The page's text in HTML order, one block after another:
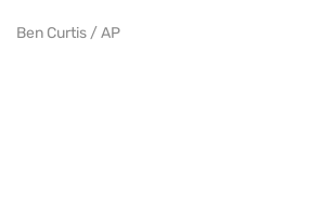
Ben Curtis / AP